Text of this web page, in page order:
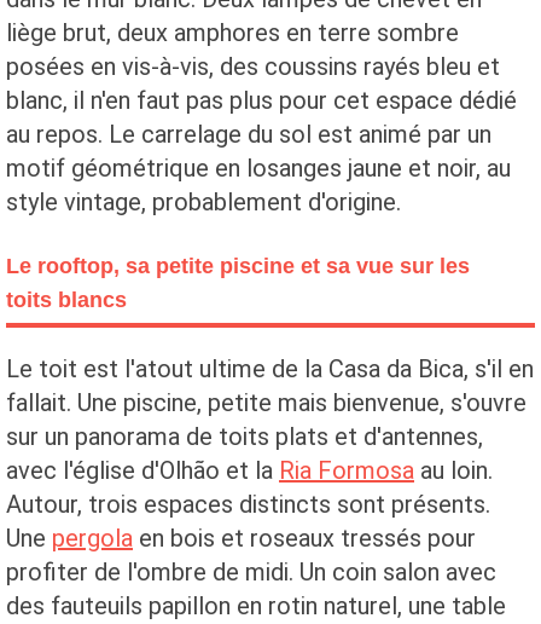
liège brut, deux amphores en terre sombre
posées en vis-à-vis, des coussins rayés bleu et
blanc, il n'en faut pas plus pour cet espace dédié
au repos. Le carrelage du sol est animé par un
motif géométrique en losanges jaune et noir, au
style vintage, probablement d'origine.
Le rooftop, sa petite piscine et sa vue sur les
toits blancs
Le toit est l'atout ultime de la Casa da Bica, s'il en
fallait. Une piscine, petite mais bienvenue, s'ouvre
sur un panorama de toits plats et d'antennes,
avec l'église d'Olhão et la Ria Formosa au loin.
Autour, trois espaces distincts sont présents.
Une pergola en bois et roseaux tressés pour
profiter de l'ombre de midi. Un coin salon avec
des fauteuils papillon en rotin naturel, une table